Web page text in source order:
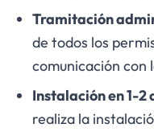
Tramitación
de todos los
comunicación con
Instalación en 1-2
realiza la